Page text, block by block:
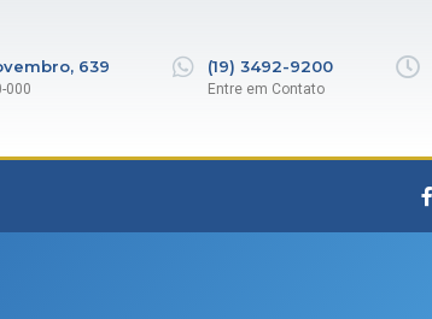
639
000
(19) 3492-9200
Entre em Contato